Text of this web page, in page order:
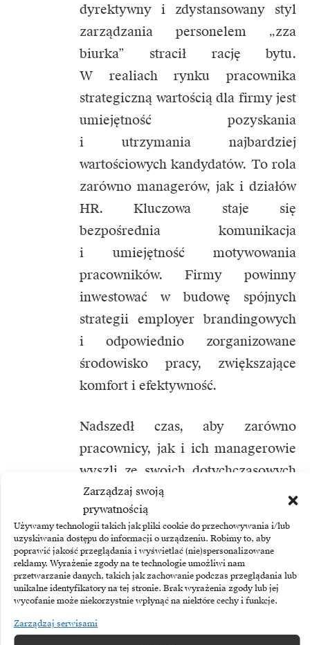
Zarządzaj swoją
prywatnością
Używamy technologii takich jak pliki cookie do przechowywania i/lub
uzyskiwania dostępu do informacji o urządzeniu. Robimy to, aby
poprawić jakość przeglądania i wyświetlać (nie)spersonalizowane
reklamy. Wyrażenie zgody na te technologie umożliwi nam
przetwarzanie danych, takich jak zachowanie podczas przeglądania lub
unikalne identyfikatory na tej stronie. Brak wyrażenia zgody lub jej
wycofanie może niekorzystnie wpłynąć na niektóre cechy i funkcje.
Zarządzaj serwisami
dyrektywny i zdystansowany styl
zarządzania personelem „zza
biurka” stracił rację bytu.
W realiach rynku pracownika
strategiczną wartością dla firmy jest
umiejętność pozyskania
i utrzymania najbardziej
wartościowych kandydatów. To rola
zarówno managerów, jak i działów
HR. Kluczowa staje się
bezpośrednia komunikacja
i umiejętność motywowania
pracowników. Firmy powinny
inwestować w budowę spójnych
strategii employer brandingowych
i odpowiednio zorganizowane
środowisko pracy, zwiększające
komfort i efektywność.
Nadszedł czas, aby zarówno
pracownicy, jak i ich managerowie
wyszli ze swoich dotychczasowych
ról. Dla pierwszych taki krok
do przodu to strategiczna decyzja,
mająca na celu dostosowanie
ścieżki kariery do zmieniających
się realiów. Dla drugich –
odpowiedź na nowe wyzwania
rynku pracy. Jeżeli nie zadbają